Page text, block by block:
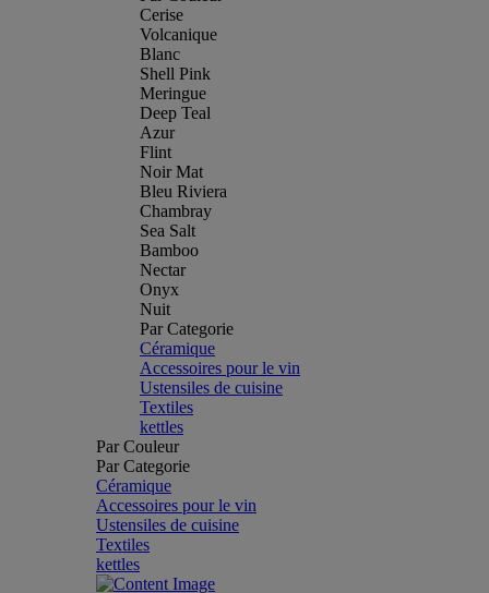
Cerise
Volcanique
Blanc
Shell Pink
Meringue
Deep Teal
Azur
Flint
Noir Mat
Bleu Riviera
Chambray
Sea Salt
Bamboo
Nectar
Onyx
Nuit
Par Categorie
Céramique
Accessoires pour le vin
Ustensiles de cuisine
Textiles
kettles
Par Couleur
Par Categorie
Céramique
Accessoires pour le vin
Ustensiles de cuisine
Textiles
kettles